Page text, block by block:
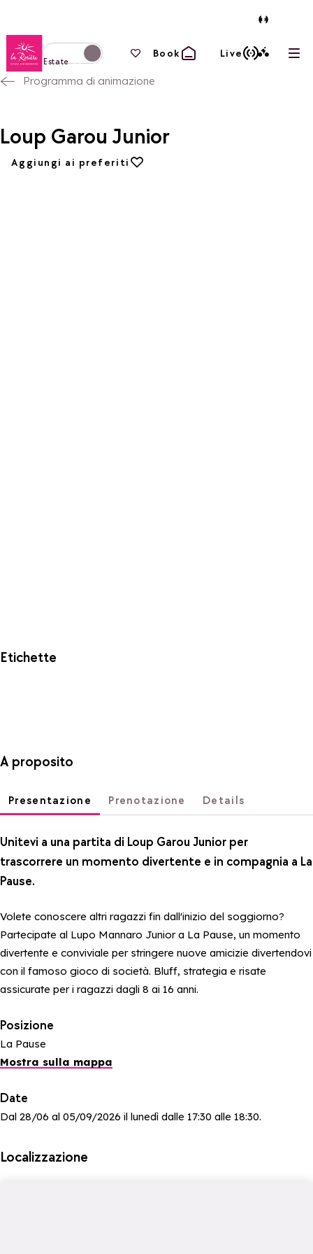
Torna alla home page
Passa alla modalità invernale
Estate
I tuoi preferiti
Book Live
Programma di animazione
Loup Garou Junior
Aggiungi ai preferiti
Aggiungi ai preferiti
Etichette
A proposito
Presentazione Prenotazione Details
Unitevi a una partita di Loup Garou Junior per
trascorrere un momento divertente e in compagnia a La
Pause.
Volete conoscere altri ragazzi fin dall'inizio del soggiorno?
Partecipate al Lupo Mannaro Junior a La Pause, un momento
divertente e conviviale per stringere nuove amicizie divertendovi
con il famoso gioco di società. Bluff, strategia e risate
assicurate per i ragazzi dagli 8 ai 16 anni.
Posizione
La Pause
Mostra sulla mappa
Date
Dal 28/06 al 05/09/2026 il lunedì dalle 17:30 alle 18:30.
Localizzazione